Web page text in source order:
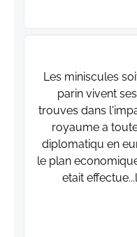
Les miniscules
parin vivent
trouves dans
royaume a
diplomatiqu en
le plan
etait